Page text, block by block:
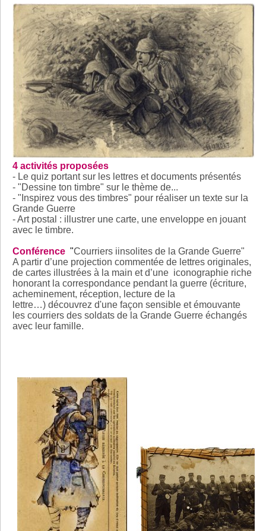
4 activités proposées
- Le quiz portant sur les lettres et documents présentés
- "Dessine ton timbre" sur le thème de...
- "Inspirez vous des timbres" pour réaliser un texte sur la
Grande Guerre
- Art postal : illustrer une carte, une enveloppe en jouant
avec le timbre.
Conférence "Courriers iinsolites de la Grande Guerre"
A partir d’une projection commentée de lettres originales,
de cartes illustrées à la main et d’une iconographie riche
honorant la correspondance pendant la guerre (écriture,
acheminement, réception, lecture de la
lettre…) découvrez d'une façon sensible et émouvante
les courriers des soldats de la Grande Guerre échangés
avec leur famille.